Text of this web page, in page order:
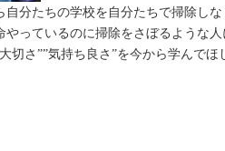
自分たちの学校を自分たちで掃除しな
やっているのに掃除をさぼるような人
切さ””気持ち良さ”を今から学んでほ